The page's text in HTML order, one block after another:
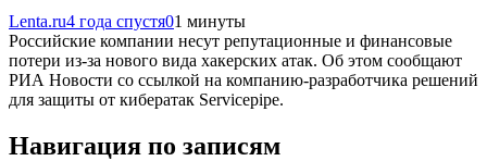
Lenta.ru4 года спустя01 минуты
Российские компании несут репутационные и финансовые
потери из-за нового вида хакерских атак. Об этом сообщают
РИА Новости со ссылкой на компанию-разработчика решений
для защиты от кибератак Servicepipe.
Навигация по записям